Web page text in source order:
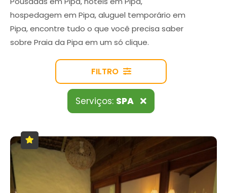
hospedagem em Pipa, aluguel temporário em
Pipa, encontre tudo o que você precisa saber
sobre Praia da Pipa em um só clique.
FILTRO
Serviços: SPA